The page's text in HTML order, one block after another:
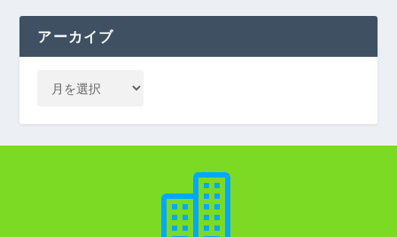
アーカイブ
